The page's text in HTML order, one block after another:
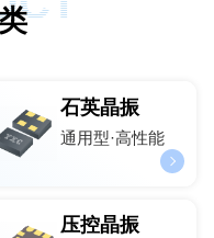
石英晶振
通用型·高性能
压控晶振